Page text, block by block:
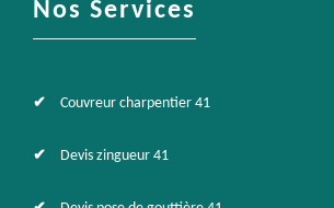
Nos Services
Couvreur charpentier 41
Devis zingueur 41